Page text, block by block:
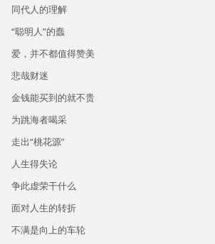
同代人的理解
“聪明人”的蠢
爱，并不都值得赞美
悲哉财迷
金钱能买到的就不贵
为跳海者喝采
走出“桃花源”
人生得失论
争此虚荣干什么
面对人生的转折
不满是向上的车轮